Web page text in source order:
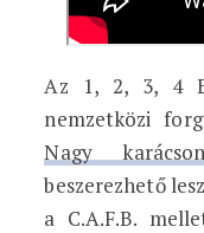
Az 1, 2, 3, 4
nemzetközi
Nagy
beszerezhető
a C.A.F.B.